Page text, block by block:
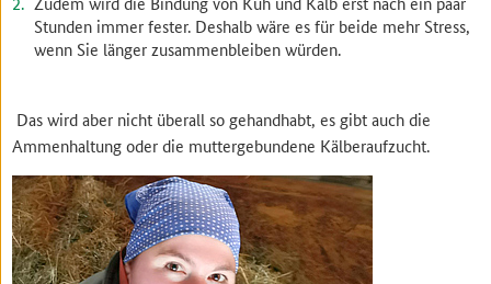
Stunden immer fester. Deshalb wäre es für beide mehr Stress,
wenn Sie länger zusammenbleiben würden.
Das wird aber nicht überall so gehandhabt, es gibt auch die
Ammenhaltung oder die muttergebundene Kälberaufzucht.